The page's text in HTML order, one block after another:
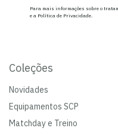
Para mais informações sobre o
e a Política de Privacidade.
Coleções
Novidades
Equipamentos SCP
Matchday e Treino